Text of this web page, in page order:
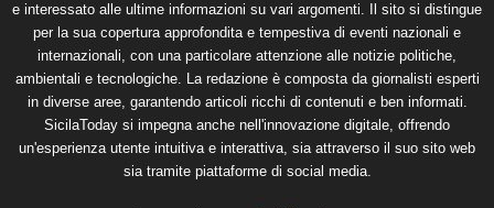
e interessato alle ultime informazioni su vari argomenti. Il sito si distingue
per la sua copertura approfondita e tempestiva di eventi nazionali e
internazionali, con una particolare attenzione alle notizie politiche,
ambientali e tecnologiche. La redazione è composta da giornalisti esperti
in diverse aree, garantendo articoli ricchi di contenuti e ben informati.
SicilaToday si impegna anche nell'innovazione digitale, offrendo
un'esperienza utente intuitiva e interattiva, sia attraverso il suo sito web
sia tramite piattaforme di social media.